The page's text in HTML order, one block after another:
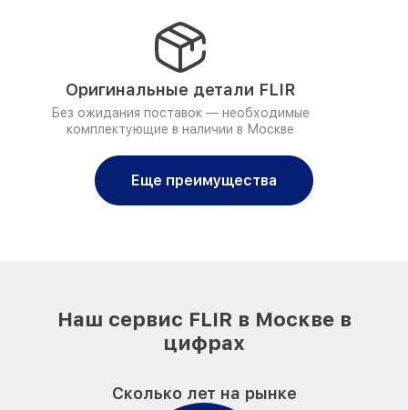
Оригинальные детали FLIR
Без ожидания поставок — необходимые
комплектующие в наличии в Москве
Еще преимущества
Наш сервис FLIR в Москве в
цифрах
Сколько лет на рынке